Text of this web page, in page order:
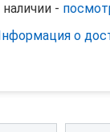
наличии -
о